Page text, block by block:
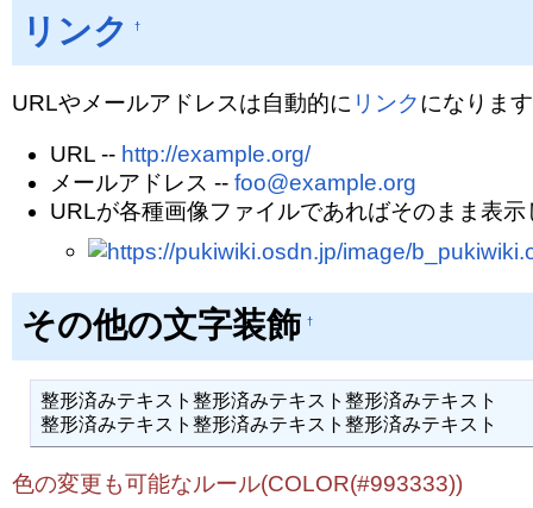
リンク †
URLやメールアドレスは自動的に リンクになります
URL -- http://example.org/
メールアドレス -- foo@example.org
URLが各種画像ファイルであればそのまま表示
その他の文字装飾 †
整形済みテキスト整形済みテキスト整形済みテキスト
整形済みテキスト整形済みテキスト整形済みテキスト
色の変更も可能なルール(COLOR(#993333))